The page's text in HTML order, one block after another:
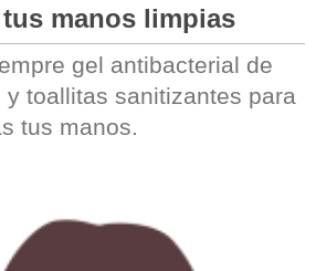
manos limpias
gel antibacterial de
y toallitas sanitizantes para
tus manos.